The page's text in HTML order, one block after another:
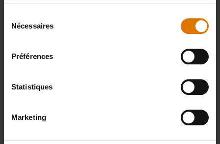
Nécessaires
Préférences
Statistiques
Marketing
Pierre à
WEBER
Gourmet
détails
Gants
Voir